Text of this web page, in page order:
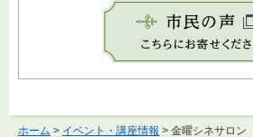
ホーム > イベント・講座情報 > 金曜シネサロン